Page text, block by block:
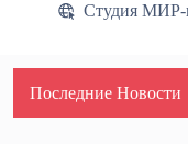
Студия
Последние Новости